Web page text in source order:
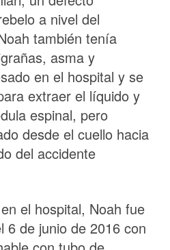
a nivel del
también tenía
asma y
en el hospital y se
extraer el líquido y
espinal, pero
desde el cuello hacia
del accidente
el hospital, Noah fue
6 de junio de 2016 con